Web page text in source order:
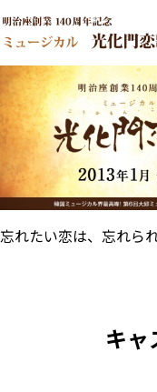
忘れたい恋は、忘れら
キャ